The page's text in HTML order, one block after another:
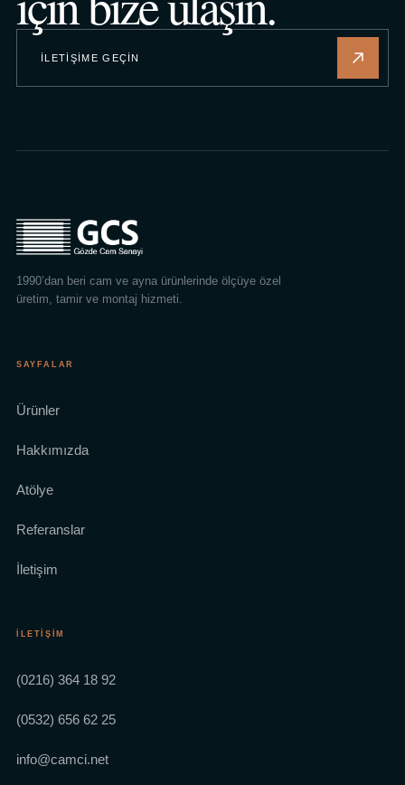
İLETIŞIME GEÇIN
1990’dan beri cam ve ayna ürünlerinde ölçüye özel
üretim, tamir ve montaj hizmeti.
SAYFALAR
Ürünler
Hakkımızda
Atölye
Referanslar
İletişim
İLETIŞIM
(0216) 364 18 92
(0532) 656 62 25
info@camci.net